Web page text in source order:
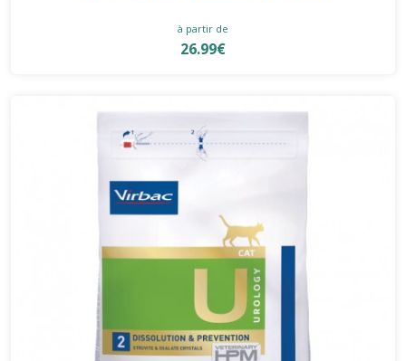
à partir de
26.99€